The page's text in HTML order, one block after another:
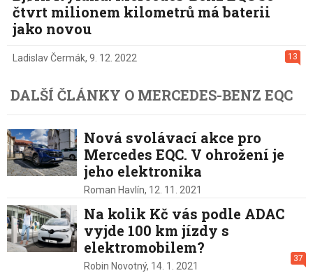
čtvrt milionem kilometrů má baterii
jako novou
13
Ladislav Čermák, 9. 12. 2022
DALŠÍ ČLÁNKY O MERCEDES-BENZ EQC
Nová svolávací akce pro
Mercedes EQC. V ohrožení je
jeho elektronika
Roman Havlín, 12. 11. 2021
Na kolik Kč vás podle ADAC
vyjde 100 km jízdy s
elektromobilem?
37
Robin Novotný, 14. 1. 2021